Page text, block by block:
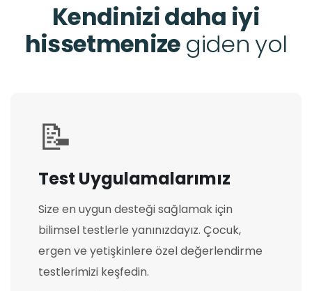
Kendinizi daha iyi
hissetmenizegiden yol
📝
Test Uygulamalarımız
Size en uygun desteği sağlamak için
bilimsel testlerle yanınızdayız. Çocuk,
ergen ve yetişkinlere özel değerlendirme
testlerimizi keşfedin.